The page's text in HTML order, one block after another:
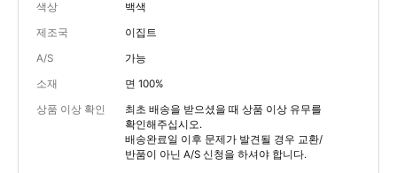
색상 백색
제조국 이집트
A/S 가능
소재 면 100%
상품 이상 확인
최초 배송을 받으셨을 때 상품 이상 유무를
확인해주십시오.
배송완료일 이후 문제가 발견될 경우 교환/
반품이 아닌 A/S 신청을 하셔야 합니다.